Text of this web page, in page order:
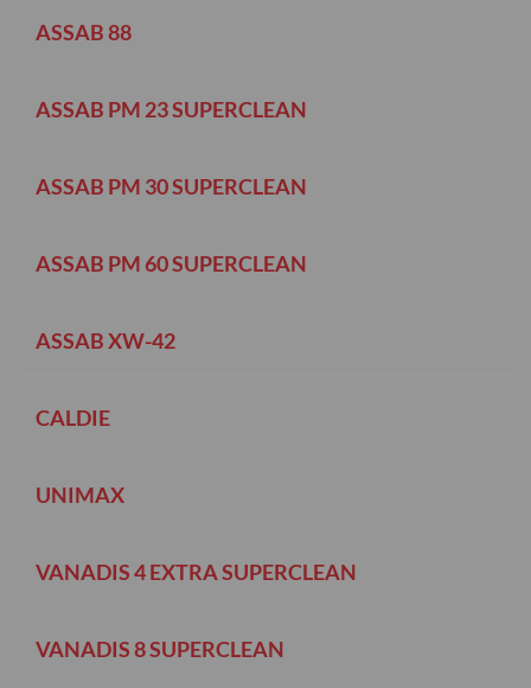
ASSAB 88
ASSAB PM 23 SUPERCLEAN
ASSAB PM 30 SUPERCLEAN
ASSAB PM 60 SUPERCLEAN
ASSAB XW-42
CALDIE
UNIMAX
VANADIS 4 EXTRA SUPERCLEAN
VANADIS 8 SUPERCLEAN